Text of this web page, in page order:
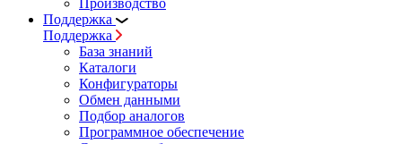
Поддержка
Поддержка
База знаний
Каталоги
Конфигураторы
Обмен данными
Подбор аналогов
Программное обеспечение